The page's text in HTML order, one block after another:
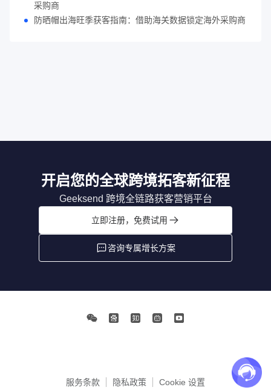
采购商
防晒帽出海旺季获客指南：借助海关数据锁定海外采购商
开启您的全球跨境拓客新征程
Geeksend 跨境全链路获客营销平台
立即注册，免费试用
咨询专属增长方案
服务条款 隐私政策 Cookie 设置